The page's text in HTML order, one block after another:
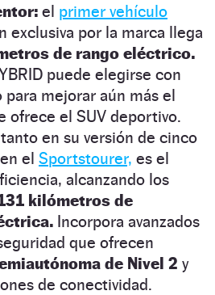
el primer vehículo
exclusiva por la marca llega
de rango eléctrico.
puede elegirse con
mejorar aún más el
ofrece el SUV deportivo.
tanto en su versión de cinco
el Sportstourer, es el
alcanzando los
kilómetros de
Incorpora avanzados
que ofrecen
de Nivel 2 y
de conectividad.